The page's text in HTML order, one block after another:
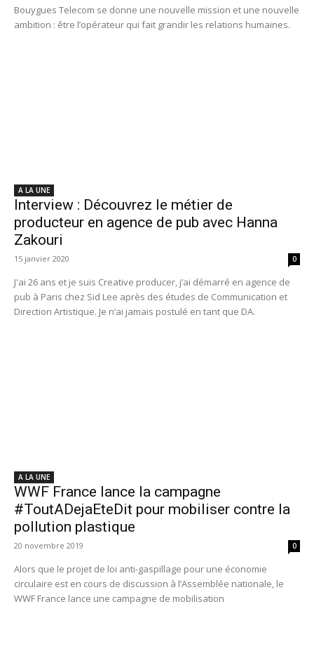
Bouygues Telecom se donne une nouvelle mission et une nouvelle
ambition : être l’opérateur qui fait grandir les relations humaines.
A LA UNE
Interview : Découvrez le métier de
producteur en agence de pub avec Hanna
Zakouri
15 janvier 2020 0
J'ai 26 ans et je suis Creative producer, j’ai démarré en agence de
pub à Paris chez Sid Lee après des études de Communication et
Direction Artistique. Je n’ai jamais postulé en tant que DA.
A LA UNE
WWF France lance la campagne
#ToutADejaEteDit pour mobiliser contre la
pollution plastique
20 novembre 2019 0
Alors que le projet de loi anti-gaspillage pour une économie
circulaire est en cours de discussion à l’Assemblée nationale, le
WWF France lance une campagne de mobilisation